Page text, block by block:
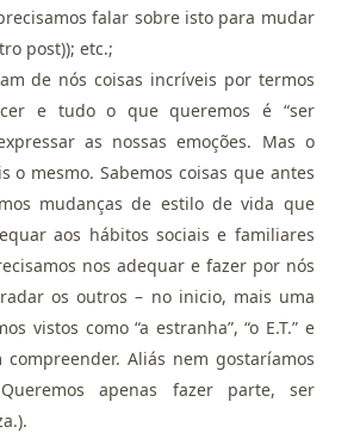
falar sobre isto para mudar
post)); etc.;
de nós coisas incríveis por termos
e tudo o que queremos é “ser
as nossas emoções. Mas o
o mesmo. Sabemos coisas que antes
mudanças de estilo de vida que
aos hábitos sociais e familiares
nos adequar e fazer por nós
os outros – no inicio, mais uma
vistos como “a estranha”, “o E.T.” e
Aliás nem gostaríamos
apenas fazer parte, ser